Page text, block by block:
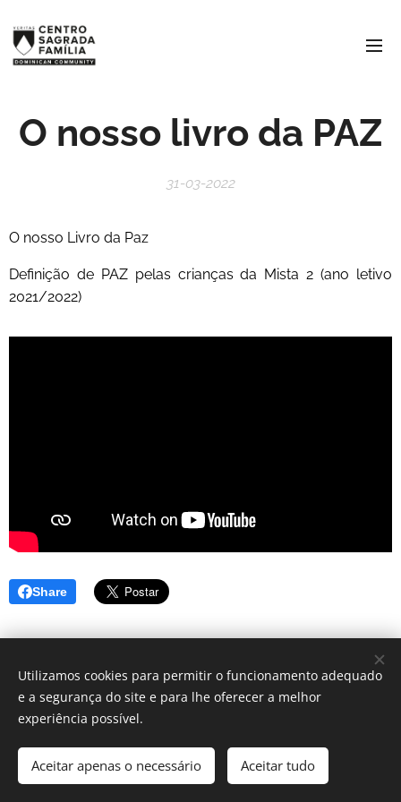
O nosso livro da PAZ
31-03-2022
O nosso Livro da Paz
Definição de PAZ pelas crianças da Mista 2 (ano letivo
2021/2022)
Share
Cookies
Utilizamos cookies para permitir o funcionamento adequado
e a segurança do site e para lhe oferecer a melhor
experiência possível.
Aceitar apenas o necessário Aceitar tudo